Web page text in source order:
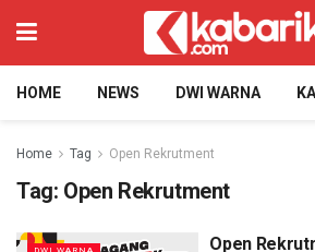
HOME NEWS DWI WARNA
Home Tag Open Rekrutment
Tag: Open Rekrutment
Open